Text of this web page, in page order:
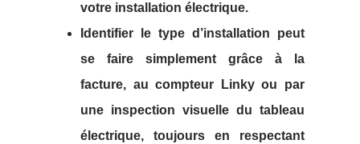
votre installation électrique.
Identifier le type d’installation peut
se faire simplement grâce à la
facture, au compteur Linky ou par
une inspection visuelle du tableau
électrique, toujours en respectant